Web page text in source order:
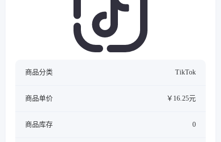
商品分类 TikTok
商品单价 ￥16.25元
商品库存 0